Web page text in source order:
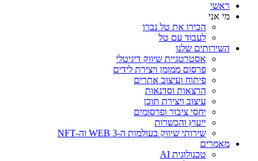
ראשי
מי אני
הכירו את טל נברו
לעבוד עם טל
השירותים שלנו
אסטרטגיית שיווק דיגיטלי
פרסום ממומן ויצירת לידים
פיתוח ועיצוב אתרים
הרצאות וסדנאות
עיצוב ויצירת תוכן
יחסי ציבור ופרסומים
ייעוץ והכשרות
שירותי שיווק בעולמות ה-WEB 3 וה-NFT
מאמרים
טכנולוגית AI